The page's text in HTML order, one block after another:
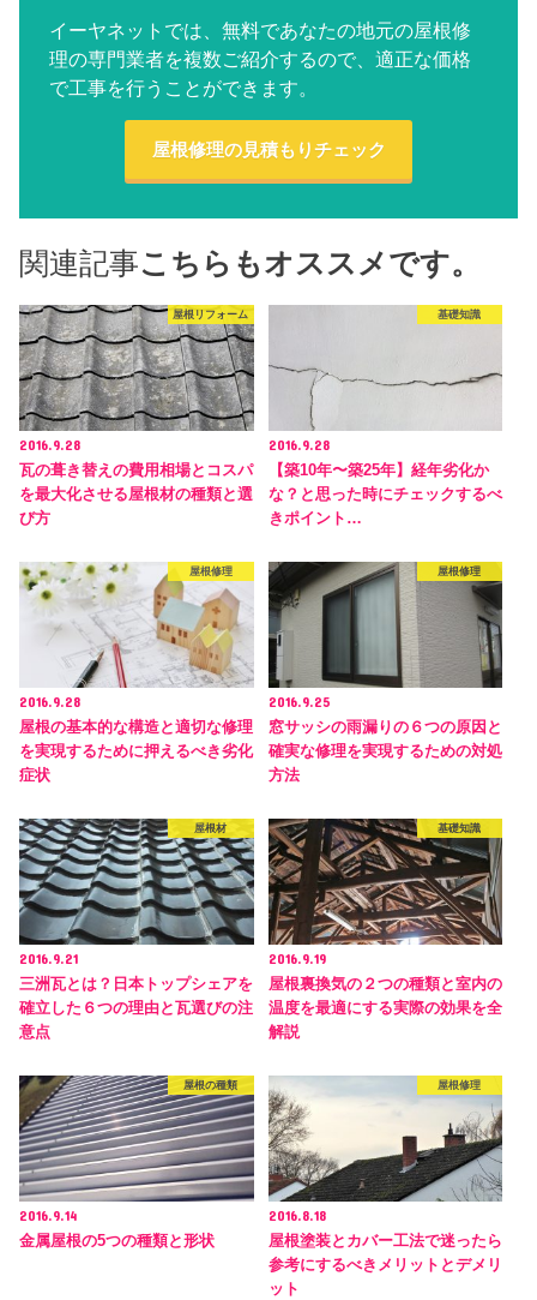
イーヤネットでは、無料であなたの地元の屋根修
理の専門業者を複数ご紹介するので、適正な価格
で工事を行うことができます。
屋根修理の見積もりチェック
関連記事こちらもオススメです。
屋根リフォーム
2016.9.28
瓦の葺き替えの費用相場とコスパ
を最大化させる屋根材の種類と選
び方
基礎知識
2016.9.28
【築10年〜築25年】経年劣化か
な？と思った時にチェックするべ
きポイント…
屋根修理
2016.9.28
屋根の基本的な構造と適切な修理
を実現するために押えるべき劣化
症状
屋根修理
2016.9.25
窓サッシの雨漏りの６つの原因と
確実な修理を実現するための対処
方法
屋根材
2016.9.21
三洲瓦とは？日本トップシェアを
確立した６つの理由と瓦選びの注
意点
基礎知識
2016.9.19
屋根裏換気の２つの種類と室内の
温度を最適にする実際の効果を全
解説
屋根の種類
2016.9.14
金属屋根の5つの種類と形状
屋根修理
2016.8.18
屋根塗装とカバー工法で迷ったら
参考にするべきメリットとデメリ
ット